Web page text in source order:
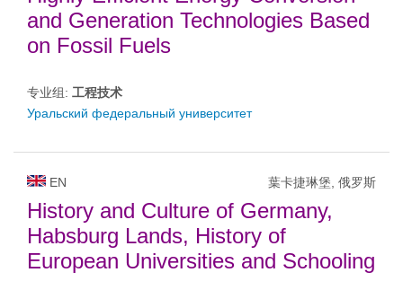
and Generation Technologies Based
on Fossil Fuels
专业组: 工程技术
Уральский федеральный университет
EN 葉卡捷琳堡, 俄罗斯
History and Culture of Germany,
Habsburg Lands, History of
European Universities and Schooling